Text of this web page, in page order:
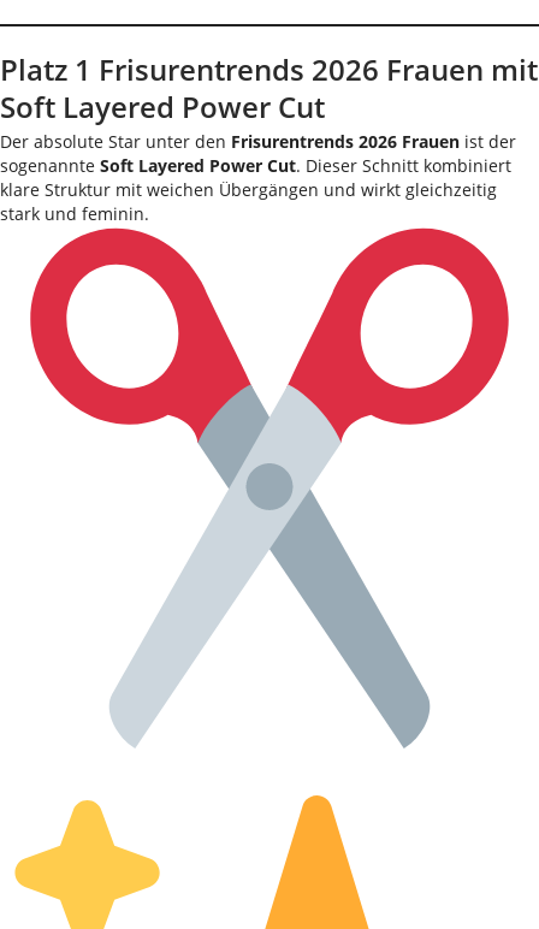
Platz 1 Frisurentrends 2026 Frauen mit
Soft Layered Power Cut
Der absolute Star unter den Frisurentrends 2026 Frauen ist der
sogenannte Soft Layered Power Cut. Dieser Schnitt kombiniert
klare Struktur mit weichen Übergängen und wirkt gleichzeitig
stark und feminin.